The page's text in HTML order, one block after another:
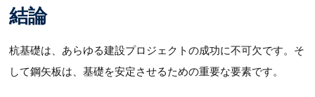
結論
杭基礎は、あらゆる建設プロジェクトの成功に不可欠です。そ
して鋼矢板は、基礎を安定させるための重要な要素です。